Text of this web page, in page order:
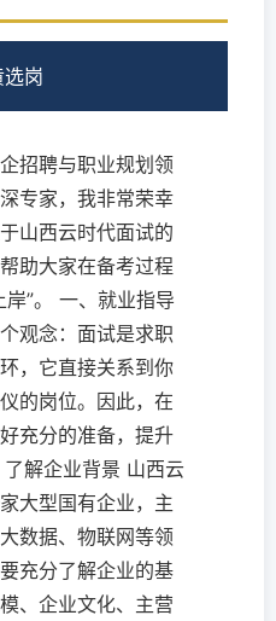
岗
招聘与职业规划领
专家，我非常荣幸
山西云时代面试的
助大家在备考过程
”。 一、就业指导
观念：面试是求职
，它直接关系到你
的岗位。因此，在
充分的准备，提升
解企业背景 山西云
大型国有企业，主
数据、物联网等领
充分了解企业的基
、企业文化、主营